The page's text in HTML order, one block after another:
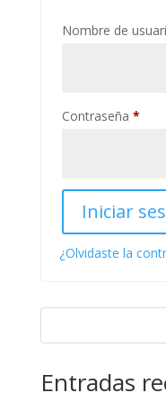
Nombre de
Contraseña *
Iniciar
¿Olvidaste la
Entradas